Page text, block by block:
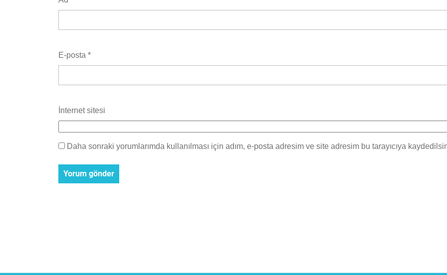
E-posta *
İnternet sitesi
Daha sonraki yorumlarımda kullanılması için adım, e-posta adresim ve site adresim bu tarayıcıya